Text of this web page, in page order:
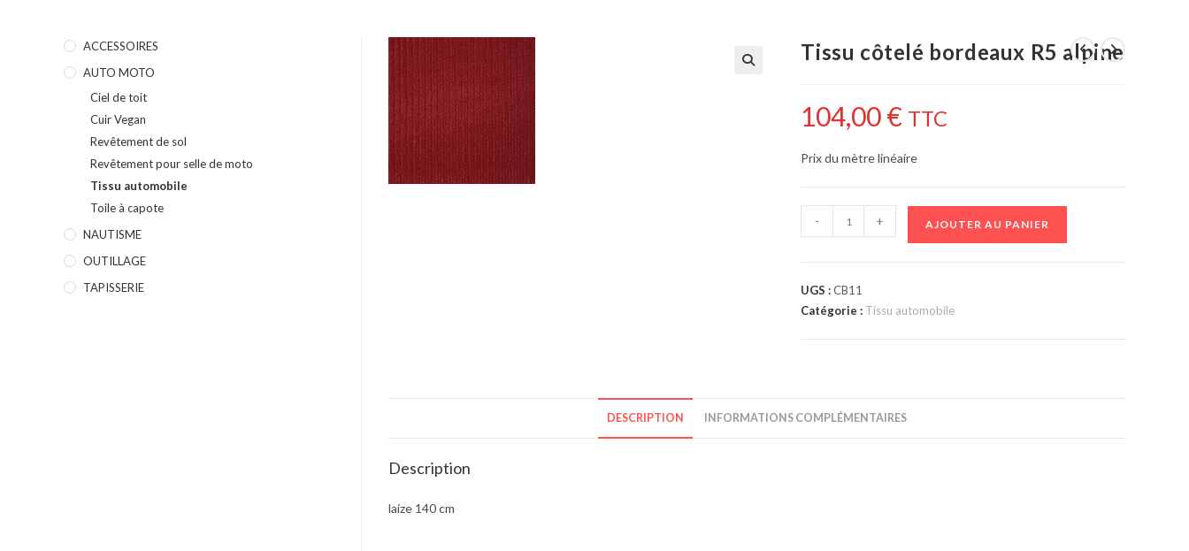
ACCESSOIRES
AUTO MOTO
Ciel de toit
Cuir Vegan
Revêtement de sol
Revêtement pour selle de moto
Tissu automobile
Toile à capote
NAUTISME
OUTILLAGE
TAPISSERIE
Tissu côtelé bordeaux R5 alpine
104,00€ TTC
Prix du mètre linéaire
- + AJOUTER AU PANIER
UGS :CB11
Catégorie : Tissu automobile
DESCRIPTION INFORMATIONS COMPLÉMENTAIRES
Description
laize 140 cm